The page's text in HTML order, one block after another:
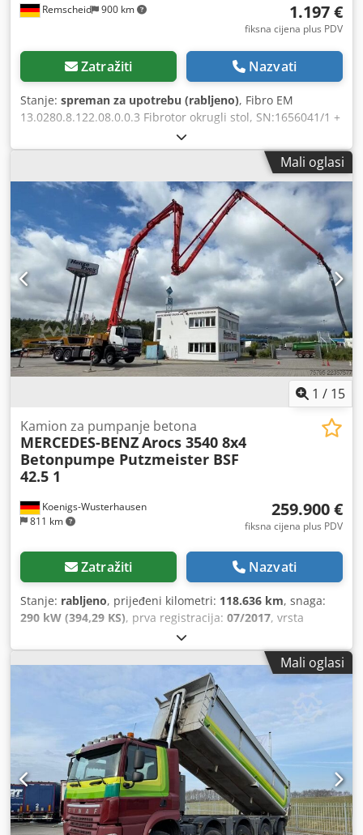
Remscheid 900 km 1.197 €
fiksna cijena plus PDV
Zatražiti Nazvati
Stanje: spreman za upotrebu (rabljeno), Fibro EM
13.0280.8.122.08.0.0.3 Fibrotor okrugli stol, SN:1656041/1 +
Rehfuss FG691 ravni zupčanik, SN:519035, rabljen,
normalni znakovi korištenja, 100% ispravan, opseg
isporuke prema slikama Djdpfx Aei D U NysivsckMali oglasi
1 / 15
Koenigs-Wusterhausen
811 km
Kamion za pumpanje betona
MERCEDES-BENZArocs 3540 8x4
Betonpumpe Putzmeister BSF
42.5 1
259.900 €
fiksna cijena plus PDV
Zatražiti Nazvati
Stanje: rabljeno, prijeđeni kilometri: 118.636 km, snaga:
290 kW (394,29 KS), prva registracija: 07/2017, vrsta
33.000 kg
osovina:3 osovine, sljedeći pregled (TÜV):01/2027, boja:
bijela, vrsta prijenosa:automatski, emisijska klasa:Euro 6,
,
Mali oglasi